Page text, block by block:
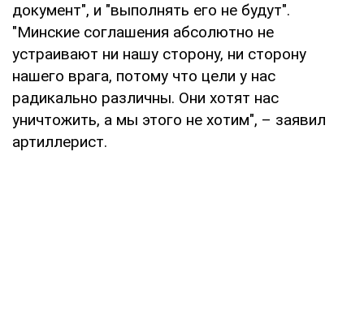
документ", и "выполнять его не будут".
"Минские соглашения абсолютно не
устраивают ни нашу сторону, ни сторону
нашего врага, потому что цели у нас
радикально различны. Они хотят нас
уничтожить, а мы этого не хотим", – заявил
артиллерист.